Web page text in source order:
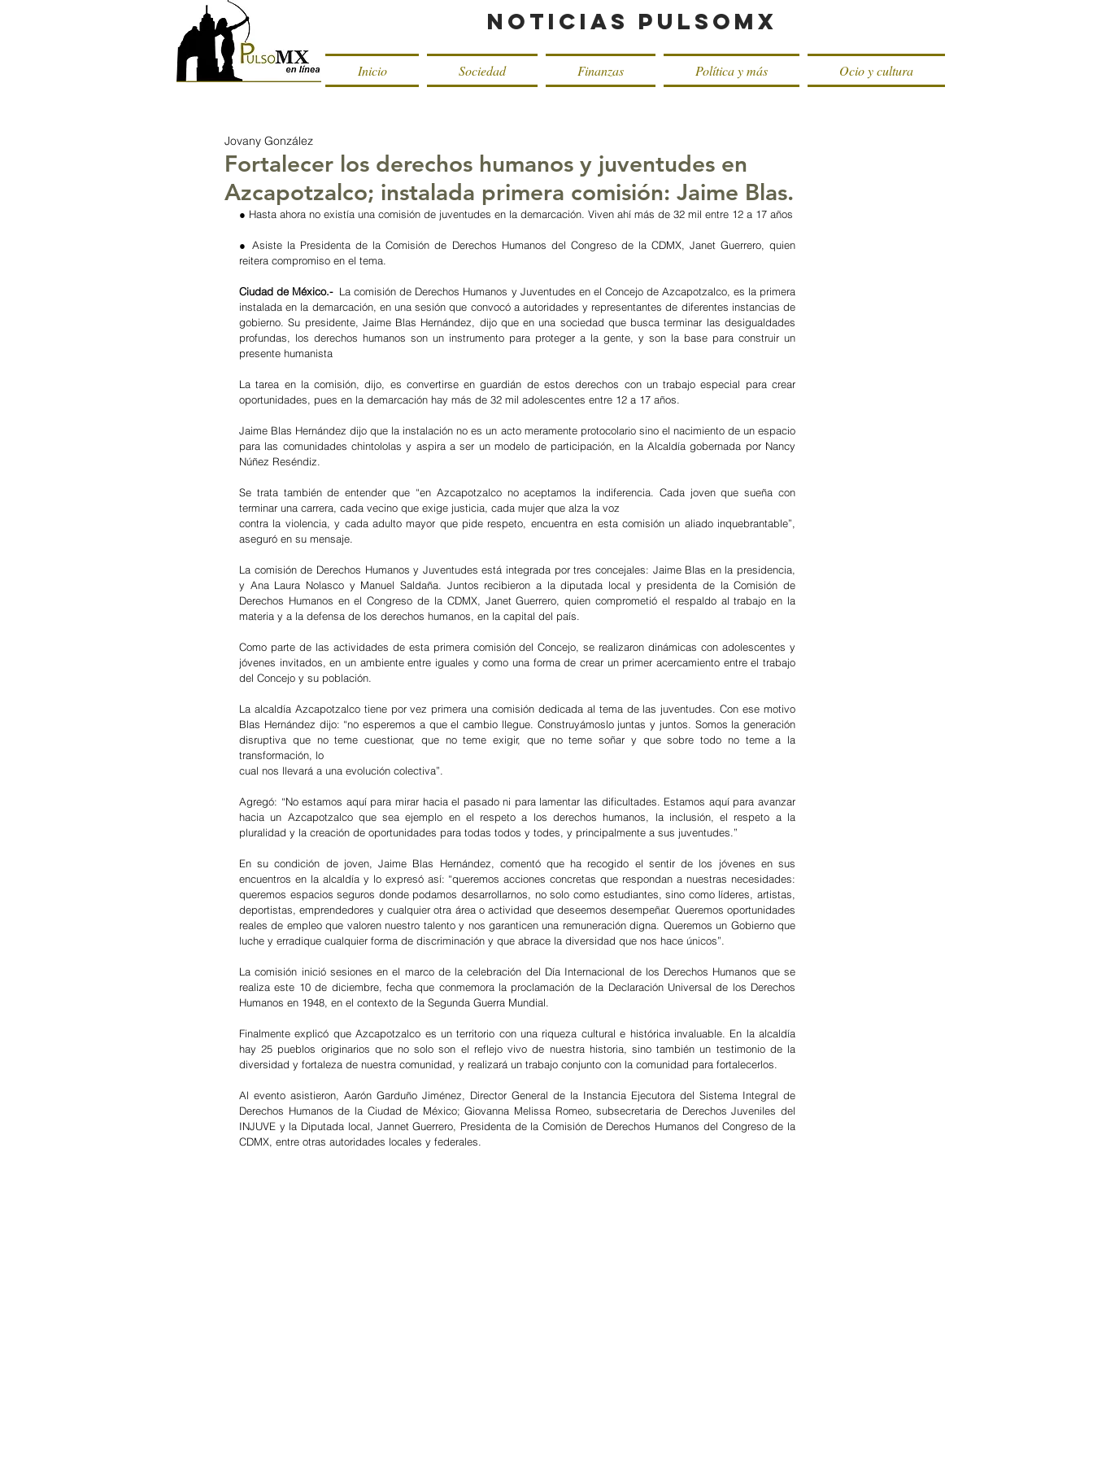
Noticias PulsoMX
Inicio Sociedad Finanzas Política y más Ocio y cultura
Fortalecer los derechos humanos y juventudes en
Azcapotzalco; instalada primera comisión: Jaime Blas.
Jovany González
● Hasta ahora no existía una comisión de juventudes en la demarcación. Viven ahí más de 32 mil entre 12 a 17 años
● Asiste la Presidenta de la Comisión de Derechos Humanos del Congreso de la CDMX, Janet Guerrero, quien
reitera compromiso en el tema.​​​​​
Ciudad de México.-
  La comisión de Derechos Humanos y Juventudes en el Concejo de Azcapotzalco, es la primera
instalada en la demarcación, en una sesión que convocó a autoridades y representantes de diferentes instancias de
gobierno. Su presidente, Jaime Blas Hernández, dijo que en una sociedad que busca terminar las desigualdades
profundas, los derechos humanos son un instrumento para proteger a la gente, y son la base para construir un
presente humanista
La tarea en la comisión, dijo, es convertirse en guardián de estos derechos con un trabajo especial para crear
oportunidades, pues en la demarcación hay más de 32 mil adolescentes entre 12 a 17 años.
Jaime Blas Hernández dijo que la instalación no es un acto meramente protocolario sino el nacimiento de un espacio
para las comunidades chintololas y aspira a ser un modelo de participación, en la Alcaldía gobernada por Nancy
Núñez Reséndiz.
Se trata también de entender que “en Azcapotzalco no aceptamos la indiferencia. Cada joven que sueña con
terminar una carrera, cada vecino que exige justicia, cada mujer que alza la voz
contra la violencia, y cada adulto mayor que pide respeto, encuentra en esta comisión un aliado inquebrantable”,
aseguró en su mensaje.
La comisión de Derechos Humanos y Juventudes está integrada por tres concejales: Jaime Blas en la presidencia,
y Ana Laura Nolasco y Manuel Saldaña. Juntos recibieron a la diputada local y presidenta de la Comisión de
Derechos Humanos en el Congreso de la CDMX, Janet Guerrero, quien comprometió el respaldo al trabajo en la
materia y a la defensa de los derechos humanos, en la capital del país.
Como parte de las actividades de esta primera comisión del Concejo, se realizaron dinámicas con adolescentes y
jóvenes invitados, en un ambiente entre iguales y como una forma de crear un primer acercamiento entre el trabajo
del Concejo y su población.
La alcaldía Azcapotzalco tiene por vez primera una comisión dedicada al tema de las juventudes. Con ese motivo
Blas Hernández dijo: “no esperemos a que el cambio llegue. Construyámoslo juntas y juntos. Somos la generación
disruptiva que no teme cuestionar, que no teme exigir, que no teme soñar y que sobre todo no teme a la
transformación, lo
cual nos llevará a una evolución colectiva”.
Agregó: “No estamos aquí para mirar hacia el pasado ni para lamentar las dificultades. Estamos aquí para avanzar
hacia un Azcapotzalco que sea ejemplo en el respeto a los derechos humanos, la inclusión, el respeto a la
pluralidad y la creación de oportunidades para todas todos y todes, y principalmente a sus juventudes.”
En su condición de joven, Jaime Blas Hernández, comentó que ha recogido el sentir de los jóvenes en sus
encuentros en la alcaldía y lo expresó así: “queremos acciones concretas que respondan a nuestras necesidades:
queremos espacios seguros donde podamos desarrollarnos, no solo como estudiantes, sino como líderes, artistas,
deportistas, emprendedores y cualquier otra área o actividad que deseemos desempeñar. Queremos oportunidades
reales de empleo que valoren nuestro talento y nos garanticen una remuneración digna. Queremos un Gobierno que
luche y erradique cualquier forma de discriminación y que abrace la diversidad que nos hace únicos”.
La comisión inició sesiones en el marco de la celebración del Día Internacional de los Derechos Humanos que se
realiza este 10 de diciembre, fecha que conmemora la proclamación de la Declaración Universal de los Derechos
Humanos en 1948, en el contexto de la Segunda Guerra Mundial.
Finalmente explicó que Azcapotzalco es un territorio con una riqueza cultural e histórica invaluable. En la alcaldía
hay 25 pueblos originarios que no solo son el reflejo vivo de nuestra historia, sino también un testimonio de la
diversidad y fortaleza de nuestra comunidad, y realizará un trabajo conjunto con la comunidad para fortalecerlos.
Al evento asistieron, Aarón Garduño Jiménez, Director General de la Instancia Ejecutora del Sistema Integral de
Derechos Humanos de la Ciudad de México; Giovanna Melissa Romeo, subsecretaria de Derechos Juveniles del
INJUVE y la Diputada local, Jannet Guerrero, Presidenta de la Comisión de Derechos Humanos del Congreso de la
CDMX, entre otras autoridades locales y federales.